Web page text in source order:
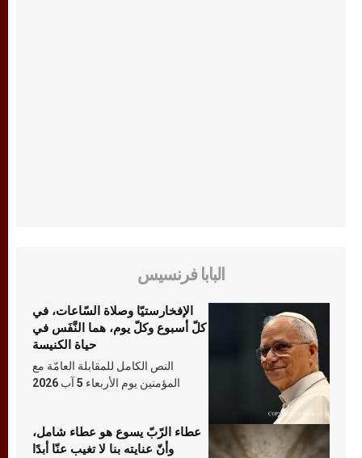
البابا فرنسيس
الإفخارستيّا وصلاة السّاعات، في
كلّ أسبوع وكلّ يوم، هما النَّفَس في
حياة الكنيسة
النص الكامل للمقابلة العامّة مع
المؤمنين يوم الأربعاء 5 آب 2026
عطاء الرّبّ يسوع هو عطاء شامل،
وأنّ عنايته بنا لا تغيب عنّا أبدًا